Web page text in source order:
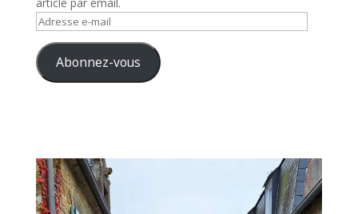
Adresse
mail Abonnez-vous